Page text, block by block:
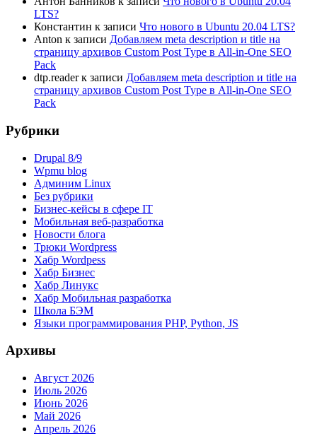
LTS?
Константин к записи Что нового в Ubuntu 20.04 LTS?
Anton к записи Добавляем meta description и title на
страницу архивов Custom Post Type в All-in-One SEO
Pack
dtp.readerк записи Добавляем meta description и title на
страницу архивов Custom Post Type в All-in-One SEO
Pack
Рубрики
Drupal 8/9
Wpmu blog
Админим Linux
Без рубрики
Бизнес-кейсы в сфере IT
Мобильная веб-разработка
Новости блога
Трюки Wordpress
Хабр Wordpess
Хабр Бизнес
Хабр Линукс
Хабр Мобильная разработка
Школа БЭМ
Языки программирования PHP, Python, JS
Архивы
Август 2026
Июль 2026
Июнь 2026
Май 2026
Апрель 2026